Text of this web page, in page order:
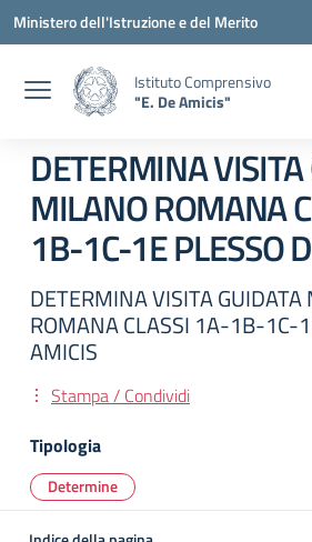
Vai ai contenuti
Vai al menu di navigazione
Vai al footer
Ministero dell'Istruzione e del Merito
Istituto Comprensivo
"E. De Amicis"
DETERMINA
MILANO ROMANA
1B-1C-1E PLESSO
DETERMINA VISITA
ROMANA CLASSI 1A-1B-1C-
AMICIS
Stampa / Condividi
Tipologia
Determine